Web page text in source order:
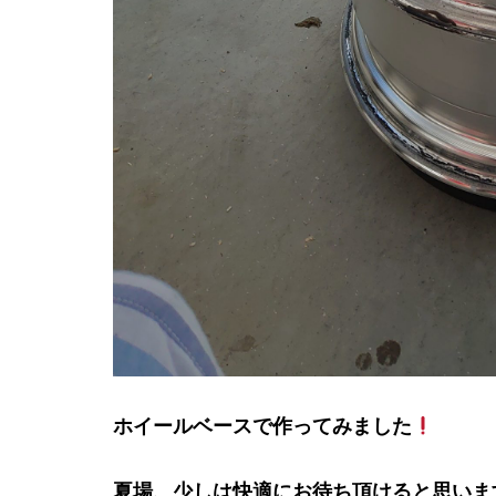
ホイールベースで作ってみました
夏場、少しは快適にお待ち頂けると思いま